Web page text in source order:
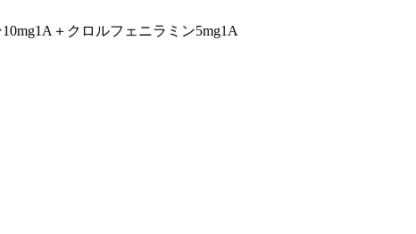
＋クロルフェニラミン5mg1A